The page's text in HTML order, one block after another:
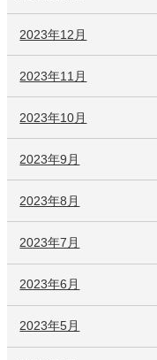
2023年12月
2023年11月
2023年10月
2023年9月
2023年8月
2023年7月
2023年6月
2023年5月